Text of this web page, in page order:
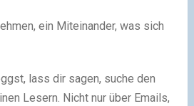
ein Miteinander, was sich
lass dir sagen, suche den
Lesern. Nicht nur über Emails,